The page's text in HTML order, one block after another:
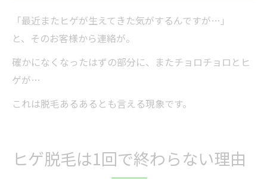
「最近またヒゲが生えてきた気がするんですが…」
と、そのお客様から連絡が。
確かになくなったはずの部分に、またチョロチョロとヒ
ゲが…
これは脱毛あるあるとも言える現象です。
ヒゲ脱毛は1回で終わらない理由